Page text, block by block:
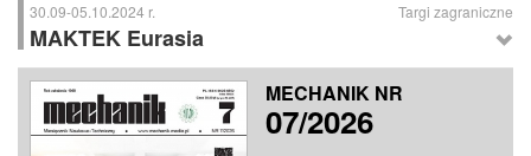
30.09-05.10.2024 r. Targi zagraniczne
MAKTEK Eurasia
MAKTEK Eurasia– Międzynarodowe Targi Obrabiarek, Obróbki Blach,
Narzędzi, Kontroli Jakości, Systemów Pomiarowych, Oprogramowania
CAD/CAM, PLM oraz Technologii Wytwarzania, Istambuł (Turcja)
MECHANIK NR
07/2026